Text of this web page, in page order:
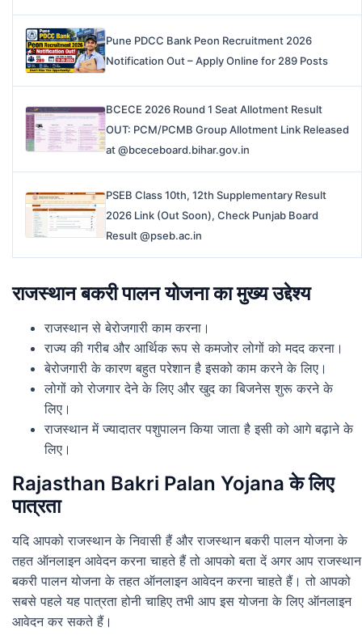
Pune PDCC Bank Peon Recruitment 2026
Notification Out – Apply Online for 289 Posts
BCECE 2026 Round 1 Seat Allotment Result
OUT: PCM/PCMB Group Allotment Link Released
at @bceceboard.bihar.gov.in
PSEB Class 10th, 12th Supplementary Result
2026 Link (Out Soon), Check Punjab Board
Result @pseb.ac.in
राजस्थान बकरी पालन योजना का मुख्य उद्देश्य
राजस्थान से बेरोजगारी काम करना।
राज्य की गरीब और आर्थिक रूप से कमजोर लोगों को मदद करना।
बेरोजगारी के कारण बहुत परेशान है इसको काम करने के लिए।
लोगों को रोजगार देने के लिए और खुद का बिजनेस शुरू करने के
लिए।
राजस्थान में ज्यादातर पशुपालन किया जाता है इसी को आगे बढ़ाने के
लिए।
Rajasthan Bakri Palan Yojana के लिए
पात्रता
यदि आपको राजस्थान के निवासी हैं और राजस्थान बकरी पालन योजना के
तहत ऑनलाइन आवेदन करना चाहते हैं तो आपको बता दें अगर आप राजस्थान
बकरी पालन योजना के तहत ऑनलाइन आवेदन करना चाहते हैं। तो आपको
सबसे पहले यह पात्रता होनी चाहिए तभी आप इस योजना के लिए ऑनलाइन
आवेदन कर सकते हैं।